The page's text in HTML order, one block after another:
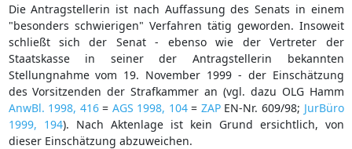
Die Antragstellerin ist nach Auffassung des Senats in einem
"besonders schwierigen" Verfahren tätig geworden. Insoweit
schließt sich der Senat - ebenso wie der Vertreter der
Staatskasse in seiner der Antragstellerin bekannten
Stellungnahme vom 19. November 1999 - der Einschätzung
des Vorsitzenden der Strafkammer an (vgl. dazu OLG Hamm
AnwBl. 1998, 416= AGS 1998, 104= ZAPEN-Nr. 609/98; JurBüro
1999, 194). Nach Aktenlage ist kein Grund ersichtlich, von
dieser Einschätzung abzuweichen.